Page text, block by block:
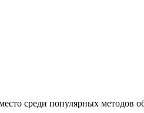
среди популярных методов